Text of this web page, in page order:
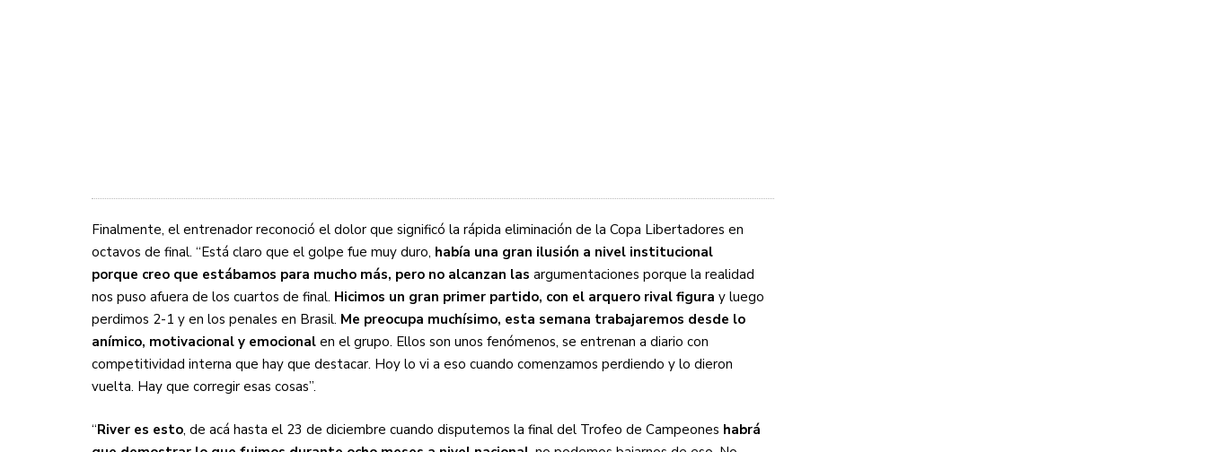
Finalmente, el entrenador reconoció el dolor que significó la rápida eliminación de la Copa Libertadores en
octavos de final. “Está claro que el golpe fue muy duro, había una gran ilusión a nivel institucional
porque creo que estábamos para mucho más, pero no alcanzan las argumentaciones porque la realidad
nos puso afuera de los cuartos de final. Hicimos un gran primer partido, con el arquero rival figura y luego
perdimos 2-1 y en los penales en Brasil. Me preocupa muchísimo, esta semana trabajaremos desde lo
anímico, motivacional y emocional en el grupo. Ellos son unos fenómenos, se entrenan a diario con
competitividad interna que hay que destacar. Hoy lo vi a eso cuando comenzamos perdiendo y lo dieron
vuelta. Hay que corregir esas cosas”.
“River es esto, de acá hasta el 23 de diciembre cuando disputemos la final del Trofeo de Campeones habrá